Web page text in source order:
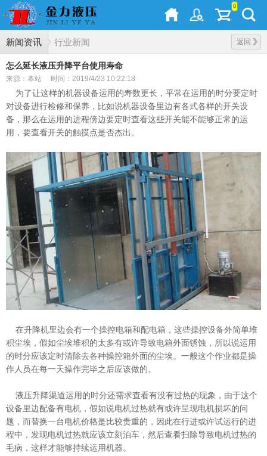
0
新闻资讯 返回
行业新闻
怎么延长液压升降平台使用寿命
来源：本站 时间：2019/4/23 10:22:18
为了让这样的机器设备运用的寿数更长，平常在运用的时分要定时
对设备进行检修和保养，比如说机器设备里边有各式各样的开关设
备，那么在运用的进程傍边要定时查看这些开关能不能够正常的运
用，要查看开关的触摸点是否杰出。
在升降机里边会有一个操控电箱和配电箱，这些操控设备外简单堆
积尘埃，假如尘埃堆积的太多有或许导致电箱外面锈蚀，所以说运用
的时分应该定时清除去各种操控箱外面的尘埃。一般这个作业都是操
作人员在每一天操作完毕之后应该做的。
液压升降渠道运用的时分还需求查看有没有过热的现象，由于这个
设备里边配备有电机，假如说电机过热就有或许呈现电机损坏的问
题，而替换一台电机价格是比较贵重的，因此在行进或许试运行的进
程中，发现电机过热就应该立刻泊车，然后查看扫除导致电机过热的
毛病，这样才能够持续运用机器。